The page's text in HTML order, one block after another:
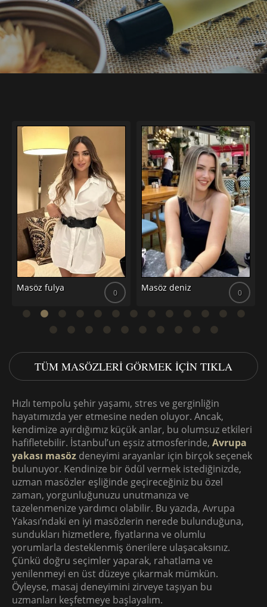
Masöz fulya 0 Masöz deniz 0
TÜM MASÖZLERI GÖRMEK IÇIN TIKLA
Hızlı tempolu şehir yaşamı, stres ve gerginliğin
hayatımızda yer etmesine neden oluyor. Ancak,
kendimize ayırdığımız küçük anlar, bu olumsuz etkileri
hafifletebilir. İstanbul’un eşsiz atmosferinde, Avrupa
yakası masöz deneyimi arayanlar için birçok seçenek
bulunuyor. Kendinize bir ödül vermek istediğinizde,
uzman masözler eşliğinde geçireceğiniz bu özel
zaman, yorgunluğunuzu unutmanıza ve
tazelenmenize yardımcı olabilir. Bu yazıda, Avrupa
Yakası’ndaki en iyi masözlerin nerede bulunduğuna,
sundukları hizmetlere, fiyatlarına ve olumlu
yorumlarla desteklenmiş önerilere ulaşacaksınız.
Çünkü doğru seçimler yaparak, rahatlama ve
yenilenmeyi en üst düzeye çıkarmak mümkün.
Öyleyse, masaj deneyimini zirveye taşıyan bu
uzmanları keşfetmeye başlayalım.